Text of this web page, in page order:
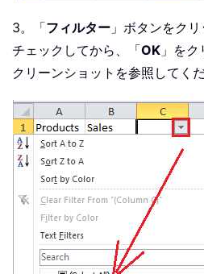
3。「フィルター 」ボタンをク
チェックしてから、「OK 」を
クリーンショットを参照してく